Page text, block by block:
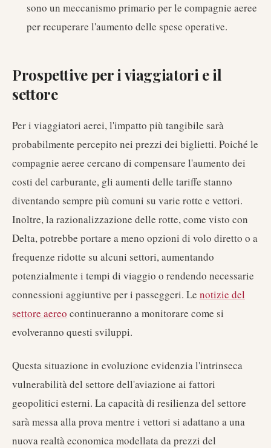
sono un meccanismo primario per le compagnie aeree
per recuperare l'aumento delle spese operative.
Prospettive per i viaggiatori e il
settore
Per i viaggiatori aerei, l'impatto più tangibile sarà
probabilmente percepito nei prezzi dei biglietti. Poiché le
compagnie aeree cercano di compensare l'aumento dei
costi del carburante, gli aumenti delle tariffe stanno
diventando sempre più comuni su varie rotte e vettori.
Inoltre, la razionalizzazione delle rotte, come visto con
Delta, potrebbe portare a meno opzioni di volo diretto o a
frequenze ridotte su alcuni settori, aumentando
potenzialmente i tempi di viaggio o rendendo necessarie
connessioni aggiuntive per i passeggeri. Le notizie del
settore aereo continueranno a monitorare come si
evolveranno questi sviluppi.
Questa situazione in evoluzione evidenzia l'intrinseca
vulnerabilità del settore dell'aviazione ai fattori
geopolitici esterni. La capacità di resilienza del settore
sarà messa alla prova mentre i vettori si adattano a una
nuova realtà economica modellata da prezzi del